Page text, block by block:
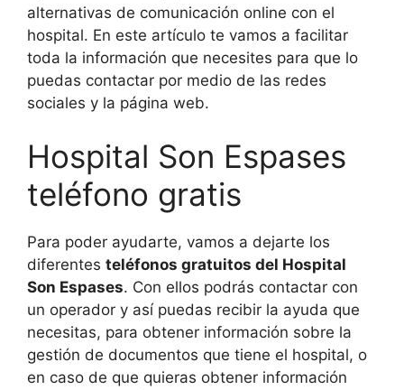
alternativas de comunicación online con el
hospital. En este artículo te vamos a facilitar
toda la información que necesites para que lo
puedas contactar por medio de las redes
sociales y la página web.
Hospital Son Espases
teléfono gratis
Para poder ayudarte, vamos a dejarte los
diferentes teléfonos gratuitos del Hospital
Son Espases. Con ellos podrás contactar con
un operador y así puedas recibir la ayuda que
necesitas, para obtener información sobre la
gestión de documentos que tiene el hospital, o
en caso de que quieras obtener información